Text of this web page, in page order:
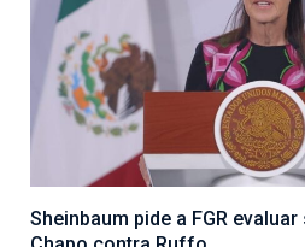
Sheinbaum pide a FGR